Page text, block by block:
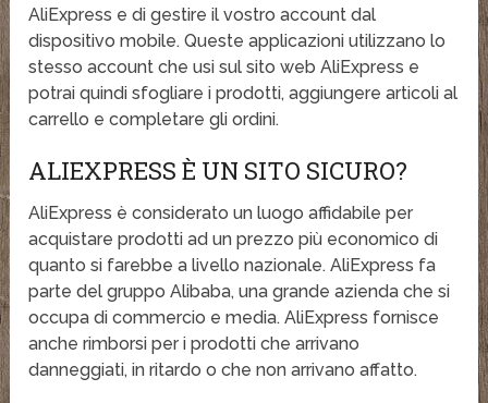
AliExpress e di gestire il vostro account dal
dispositivo mobile. Queste applicazioni utilizzano lo
stesso account che usi sul sito web AliExpress e
potrai quindi sfogliare i prodotti, aggiungere articoli al
carrello e completare gli ordini.
ALIEXPRESS È UN SITO SICURO?
AliExpress è considerato un luogo affidabile per
acquistare prodotti ad un prezzo più economico di
quanto si farebbe a livello nazionale. AliExpress fa
parte del gruppo Alibaba, una grande azienda che si
occupa di commercio e media. AliExpress fornisce
anche rimborsi per i prodotti che arrivano
danneggiati, in ritardo o che non arrivano affatto.